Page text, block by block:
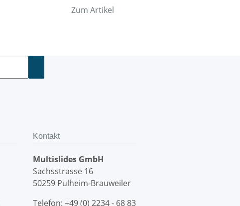
Zum Artikel
Kontakt
Multislides GmbH
Sachsstrasse 16
50259 Pulheim-Brauweiler
Telefon: +49 (0) 2234 - 68 83